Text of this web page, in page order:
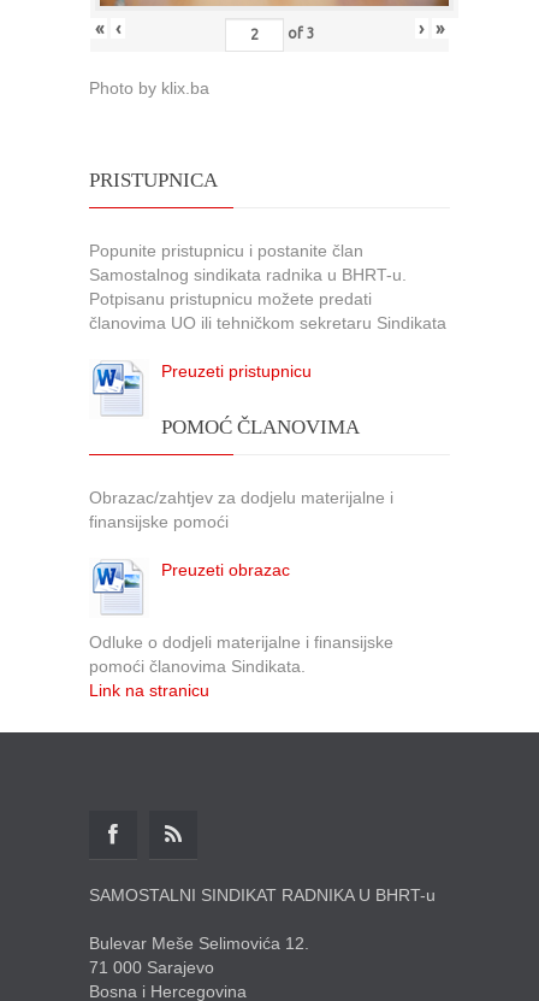
« ‹ of 3 › »
Photo by klix.ba
PRISTUPNICA
Popunite pristupnicu i postanite član
Samostalnog sindikata radnika u BHRT-u.
Potpisanu pristupnicu možete predati
članovima UO ili tehničkom sekretaru Sindikata
Preuzeti pristupnicu
POMOĆ ČLANOVIMA
Obrazac/zahtjev za dodjelu materijalne i
finansijske pomoći
Preuzeti obrazac
Odluke o dodjeli materijalne i finansijske
pomoći članovima Sindikata.
Link na stranicu
SAMOSTALNI SINDIKAT RADNIKA U BHRT-u
Bulevar Meše Selimovića 12.
71 000 Sarajevo
Bosna i Hercegovina